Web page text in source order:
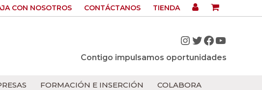
CON NOSOTROS CONTÁCTANOS TIENDA
Instagram
Twitter
Facebook
Contigo impulsamos oportunidades
FORMACIÓN E INSERCIÓN COLABORA